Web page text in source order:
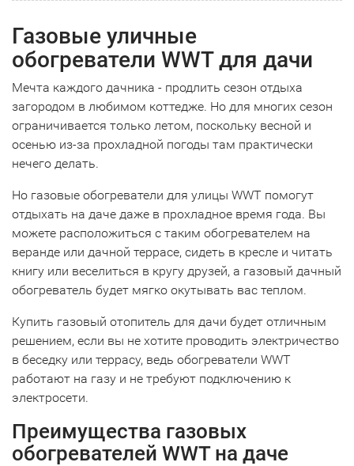
Газовые уличные
обогреватели WWT для дачи
Мечта каждого дачника - продлить сезон отдыха
загородом в любимом коттедже. Но для многих сезон
ограничивается только летом, поскольку весной и
осенью из-за прохладной погоды там практически
нечего делать.
Но газовые обогреватели для улицы WWT помогут
отдыхать на даче даже в прохладное время года. Вы
можете расположиться с таким обогревателем на
веранде или дачной террасе, сидеть в кресле и читать
книгу или веселиться в кругу друзей, а газовый дачный
обогреватель будет мягко окутывать вас теплом.
Купить газовый отопитель для дачи будет отличным
решением, если вы не хотите проводить электричество
в беседку или террасу, ведь обогреватели WWT
работают на газу и не требуют подключению к
электросети.
Преимущества газовых
обогревателей WWT на даче